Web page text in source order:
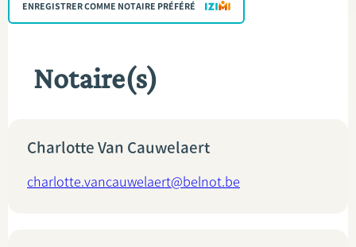
Entreprendre
Le notaire
ENREGISTRER COMME NOTAIRE PRÉFÉRÉ
Notaire(s)
Charlotte Van Cauwelaert
charlotte.vancauwelaert@belnot.be